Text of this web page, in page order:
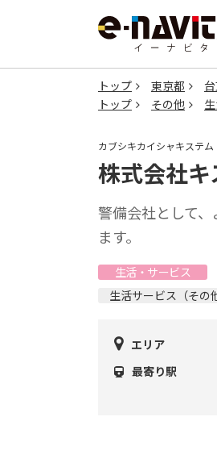
トップ 東京都
トップ
その他
カブシキカイシャキステム
株式会社キ
警備会社として
ます。
生活・サービス
生活サービス（その
エリア
最寄り駅